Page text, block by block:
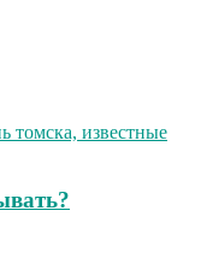
томска, известные